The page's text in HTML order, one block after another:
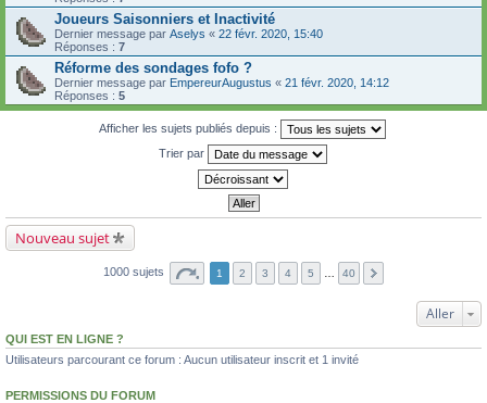
Joueurs Saisonniers et Inactivité
Dernier message par Aselys « 22 févr. 2020, 15:40
Réponses : 7
Réforme des sondages fofo ?
Dernier message par EmpereurAugustus « 21 févr. 2020, 14:12
Réponses : 5
Afficher les sujets publiés depuis :
Trier par
Nouveau sujet
1000 sujets 1 2 3 4 5 40
Aller
QUI EST EN LIGNE ?
Utilisateurs parcourant ce forum : Aucun utilisateur inscrit et 1 invité
PERMISSIONS DU FORUM